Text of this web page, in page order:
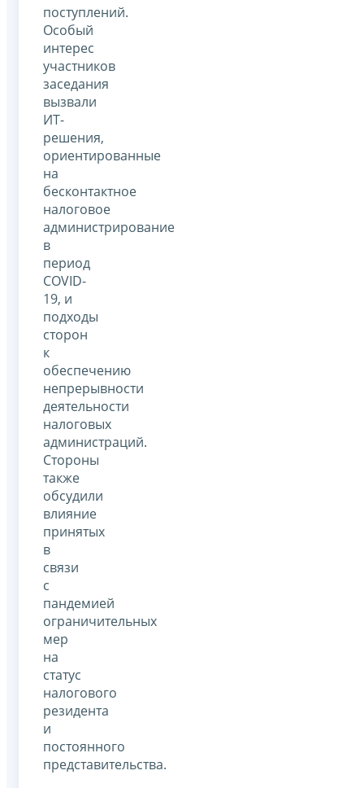
поступлений.
Особый
интерес
участников
заседания
вызвали
ИТ-
решения,
ориентированные
на
бесконтактное
налоговое
администрирование
в
период
COVID-
19, и
подходы
сторон
к
обеспечению
непрерывности
деятельности
налоговых
администраций.
Стороны
также
обсудили
влияние
принятых
в
связи
с
пандемией
ограничительных
мер
на
статус
налогового
резидента
и
постоянного
представительства.